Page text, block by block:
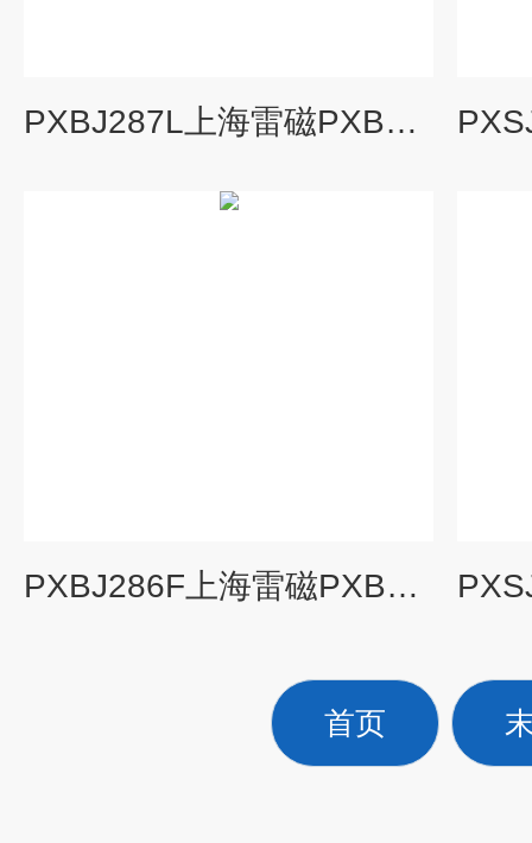
PXBJ287L上海雷磁PXBJ-287L型便携式离子计
PXBJ286F上海雷磁PXBJ-286F型便携式离子计
首页